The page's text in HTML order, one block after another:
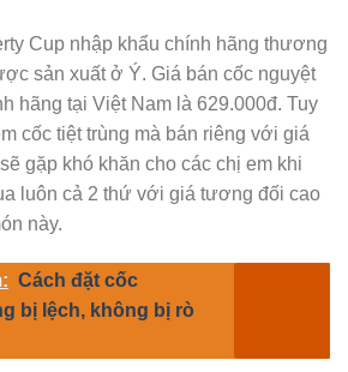
Cup nhập khẩu chính hãng thương
sản xuất ở Ý. Giá bán cốc nguyệt
hãng tại Việt Nam là 629.000đ. Tuy
cốc tiệt trùng mà bán riêng với giá
gặp khó khăn cho các chị em khi
luôn cả 2 thứ với giá tương đối cao
này.
Cách đặt cốc
bị lệch, không bị rò